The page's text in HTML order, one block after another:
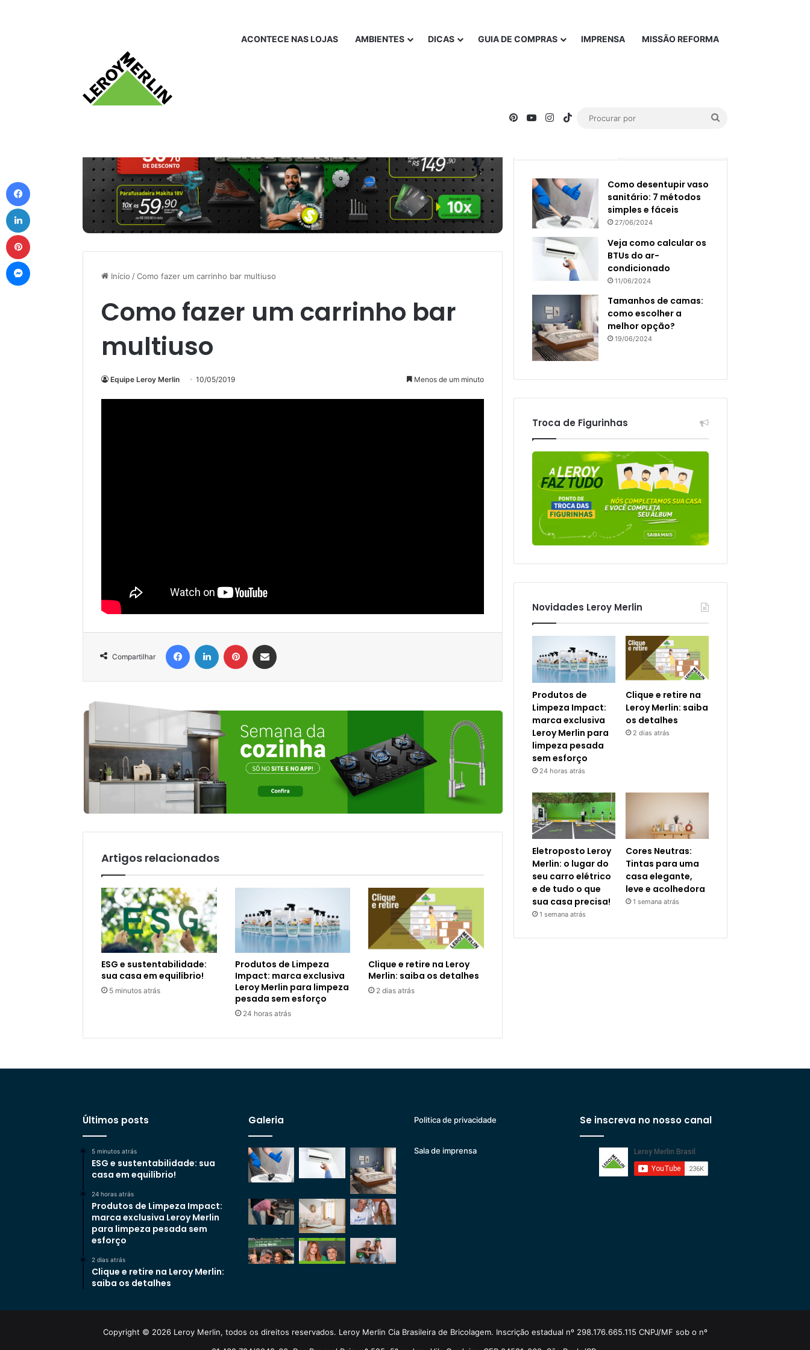
ACONTECE NAS LOJAS AMBIENTES DICAS GUIA DE COMPRAS IMPRENSA MISSÃO REFORMA
PinterestYouTubeInstagram
TikTok
Início /Como fazer um carrinho bar multiuso
Como fazer um carrinho bar
multiuso
Equipe Leroy Merlin 10/05/2019 Menos de um minuto
Compartilhar
FacebookLinkedin Pinterest
Artigos relacionados
ESG e sustentabilidade:
sua casa em equilíbrio!
5 minutos atrás
Produtos de Limpeza
Impact: marca exclusiva
Leroy Merlin para limpeza
pesada sem esforço
24 horas atrás
Clique e retire na Leroy
Merlin: saiba os detalhes
2 dias atrás
Como desentupir vaso
sanitário: 7 métodos
simples e fáceis
27/06/2024
Veja como calcular os
BTUs do ar-
condicionado
11/06/2024
Tamanhos de camas:
como escolher a
melhor opção?
19/06/2024
Troca de Figurinhas
Novidades Leroy Merlin
Produtos de
Limpeza Impact:
marca exclusiva
Leroy Merlin para
limpeza pesada
sem esforço
24 horas atrás
Clique e retire na
Leroy Merlin: saiba
os detalhes
2 dias atrás
Eletroposto Leroy
Merlin: o lugar do
seu carro elétrico
e de tudo o que
sua casa precisa!
1 semana atrás
Cores Neutras:
Tintas para uma
casa elegante,
leve e acolhedora
1 semana atrás
Últimos posts
5 minutos atrás
ESG e sustentabilidade: sua
casa em equilíbrio!
24 horas atrás
Produtos de Limpeza Impact:
marca exclusiva Leroy Merlin
para limpeza pesada sem
esforço
2 dias atrás
Clique e retire na Leroy Merlin:
saiba os detalhes
Galeria Politica de privacidade
Sala de imprensa
Se inscreva no nosso canal
Copyright © 2026 Leroy Merlin, todos os direitos reservados. Leroy Merlin Cia Brasileira de Bricolagem. Inscrição estadual nº 298.176.665.115 CNPJ/MF sob o nº